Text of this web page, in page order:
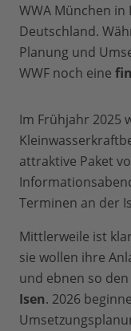
WWA München
Deutschland.
Planung und
WWF noch eine
Im Frühjahr 2025
attraktive Paket
Terminen an der
Mittlerweile ist
sie wollen ihre
und ebnen so
Isen. 2026